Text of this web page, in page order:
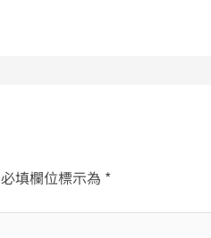
必填欄位標示為 *